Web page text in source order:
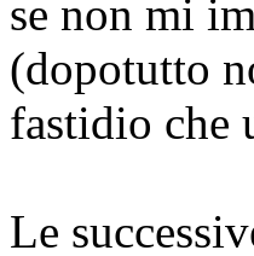
se non mi
(dopotutto
fastidio che
Le